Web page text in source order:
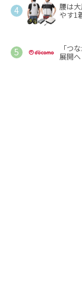
腰は
やす1
「つ
展開へ